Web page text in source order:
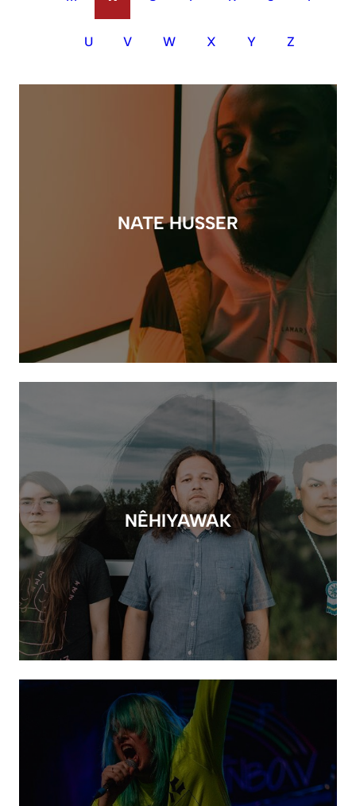
U V W X Y Z
NATE HUSSER
NÊHIYAWAK